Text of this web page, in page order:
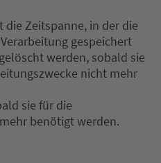
die Zeitspanne, in der die
gespeichert
werden, sobald sie
nicht mehr
sie für die
benötigt werden.